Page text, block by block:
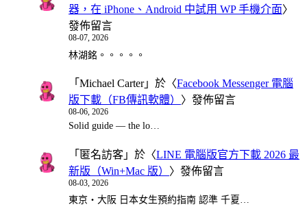
器，在 iPhone、Android 中試用 WP 手機介面〉
發佈留言
08-07, 2026
林湖銘。。。。。
「 Michael Carter」於〈Facebook Messenger 電腦
版下載（FB傳訊軟體） 〉發佈留言
08-06, 2026
Solid guide — the lo…
「 匿名訪客 」於〈LINE 電腦版官方下載 2026 最
新版（Win+Mac 版） 〉發佈留言
08-03, 2026
東京・大阪 日本女生預約指南 認準 千夏…